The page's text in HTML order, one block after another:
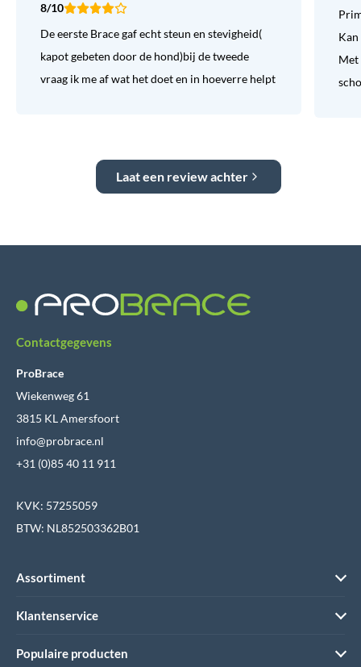
8/10
De eerste Brace gaf echt steun en stevigheid(
kapot gebeten door de hond)bij de tweede
vraag ik me af wat het doet en in hoeverre helpt
Met
Laat een review achter
Contactgegevens
ProBrace
Wiekenweg 61
3815 KL Amersfoort
info@probrace.nl
+31 (0)85 40 11 911
KVK: 57255059
BTW: NL852503362B01
Assortiment
Klantenservice
Populaire producten